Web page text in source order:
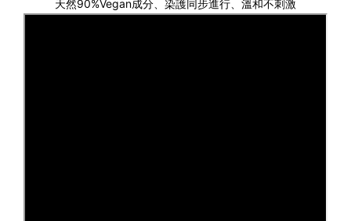
天然90%Vegan成分
染護同步進行 溫和不刺激